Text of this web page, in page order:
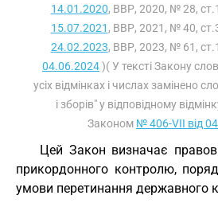
14.01.2020, ВВР, 2020, № 28,
15.07.2021 , ВВР, 2021, № 40,
24.02.2023, ВВР, 2023, № 61,
04.06.2024)( У тексті Закону
усіх відмінках і числах замінено
і зборів" у відповідному
Законом № 406-VII від
Цей Закон визначає
прикордонного контролю,
умови перетинання державного